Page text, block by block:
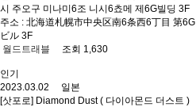
시 주오구 미나미6조 니시6쵸메 제6G빌딩 3F
주소 : 北海道札幌市中央区南6条西6丁目 第6G
ビル 3F
월드트래블
조회 1,630
인기
2023.03.02 일본
[삿포로] Diamond Dust ( 다이아몬드 더스트 )